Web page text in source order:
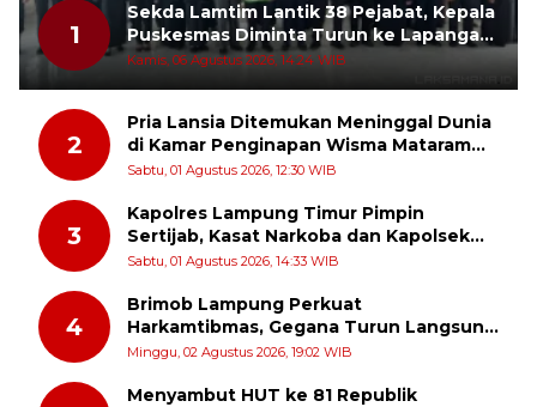
1
Sekda Lamtim Lantik 38 Pejabat, Kepala
Puskesmas Diminta Turun ke Lapangan
dan Hadir di Tengah Masyarakat
Kamis, 06 Agustus 2026, 14:24 WIB
2
Pria Lansia Ditemukan Meninggal Dunia
di Kamar Penginapan Wisma Mataram
Baru
Sabtu, 01 Agustus 2026, 12:30 WIB
3
Kapolres Lampung Timur Pimpin
Sertijab, Kasat Narkoba dan Kapolsek
Sekampung Udik Berganti
Sabtu, 01 Agustus 2026, 14:33 WIB
4
Brimob Lampung Perkuat
Harkamtibmas, Gegana Turun Langsung
Patroli Dialogis ke Pasar dan Rumah
Minggu, 02 Agustus 2026, 19:02 WIB
Menyambut HUT ke 81 Republik